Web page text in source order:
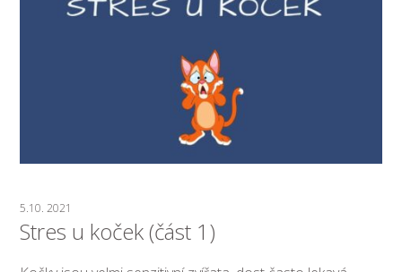
5.10. 2021
Stres u koček (část 1)